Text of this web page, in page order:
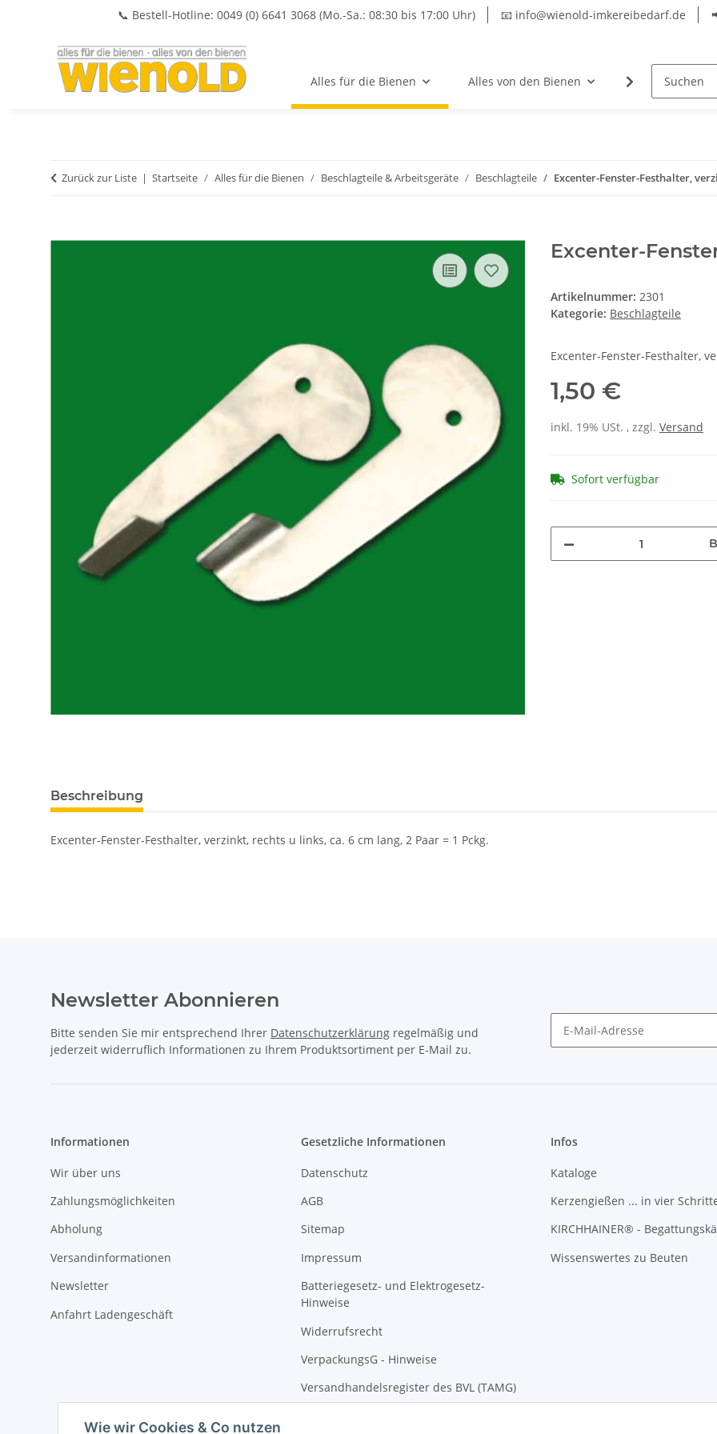
Wie wir Cookies & Co nutzen
📞 Bestell-Hotline: 0049 (0) 6641 3068 (Mo.-Sa.: 08:30 bis 17:00 Uhr) 📧 info@wienold-imkereibedarf.de
Alles für die Bienen Alles von den Bienen Hersteller
Zurück zur Liste Startseite Alles für die Bienen Beschlagteile & Arbeitsgeräte Beschlagteile Excenter-Fenster-Festhalter,
Excenter-
Artikelnummer: 2301
Kategorie: Beschlagteile
Excenter-Fenster-Festhalter,
1,50 €
inkl. 19% USt. , zzgl. Versand
Sofort verfügbar
Beschreibung
Excenter-Fenster-Festhalter, verzinkt, rechts u links, ca. 6 cm lang, 2 Paar = 1 Pckg.
Newsletter Abonnieren
Bitte senden Sie mir entsprechend Ihrer Datenschutzerklärung regelmäßig und
jederzeit widerruflich Informationen zu Ihrem Produktsortiment per E-Mail zu.
Informationen
Wir über uns
Zahlungsmöglichkeiten
Abholung
Versandinformationen
Newsletter
Anfahrt Ladengeschäft
Gesetzliche Informationen
Datenschutz
AGB
Sitemap
Impressum
Batteriegesetz- und Elektrogesetz-
Hinweise
Widerrufsrecht
VerpackungsG - Hinweise
Versandhandelsregister des BVL (TAMG)
Infos
Kataloge
Kerzengießen ... in vier
KIRCHHAINER® -
Wissenswertes zu Beuten